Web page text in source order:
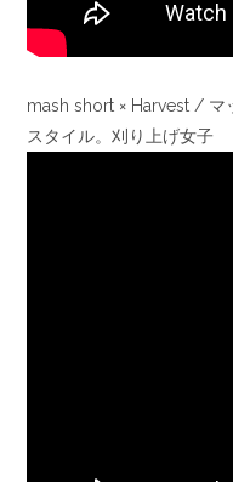
mash short × Harvest / マ
スタイル。刈り上げ女子